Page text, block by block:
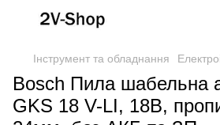
Інструмент та обладнання
Bosch Пила шабельна
GKS 18 V-LI, 18В,